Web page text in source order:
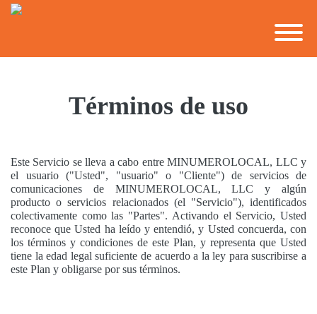
Términos de uso
Este Servicio se lleva a cabo entre MINUMEROLOCAL, LLC y
el usuario ("Usted", "usuario" o "Cliente") de servicios de
comunicaciones de MINUMEROLOCAL, LLC y algún
producto o servicios relacionados (el "Servicio"), identificados
colectivamente como las "Partes". Activando el Servicio, Usted
reconoce que Usted ha leído y entendió, y Usted concuerda, con
los términos y condiciones de este Plan, y representa que Usted
tiene la edad legal suficiente de acuerdo a la ley para suscribirse a
este Plan y obligarse por sus términos.